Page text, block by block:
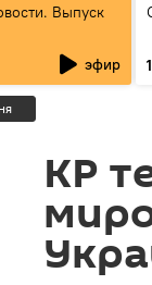
Выпуск
эфир
КР